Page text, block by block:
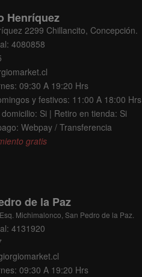
Henríquez
2299 Chillancito, Concepción.
4080858
09:30 A 19:20 Hrs
y festivos: 11:00 A 18:00 Hrs
Si | Retiro en tienda: Si
Webpay / Transferencia
gratis
de la Paz
Michimalonco, San Pedro de la Paz.
4131920
09:30 A 19:20 Hrs